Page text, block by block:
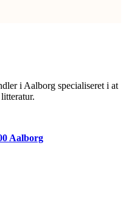
i Aalborg specialiseret i at
Aalborg